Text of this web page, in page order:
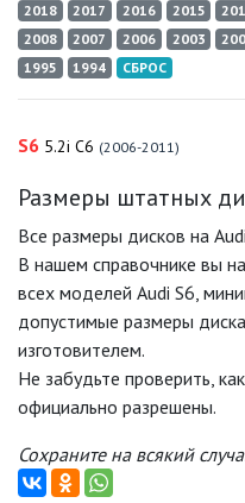
2018 2017 2016 2015
2008
2007 2006 2003
1995
1994 СБРОС
S6 5.2i C6 (2006-2011)
Размеры штатных
Все размеры дисков на
В нашем справочнике вы
всех моделей Audi S6,
допустимые размеры
изготовителем.
Не забудьте проверить,
официально разрешены.
Сохраните на всякий